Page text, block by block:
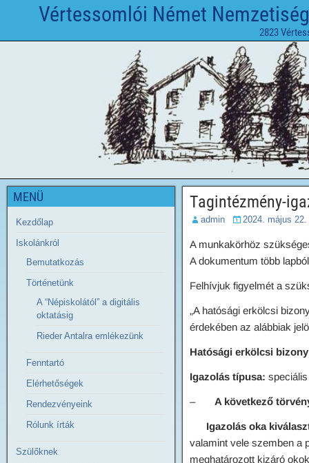
Vértessomlói Német
2823
Tagintézmény-
admin 2024. május 22.
A munkakörhöz
A dokumentum több
Felhívjuk figyelmét a
„A hatósági erkölcsi
érdekében az alábbiak
Hatósági erkölcsi
Igazolás típusa: speciális
– A következő
Igazolás oka
valamint vele szemben a
meghatározott kizáró
MENÜ
Kezdőlap
Iskolánkról
Bemutatkozás
Történetünk
A “Népiskolától” a digitális
oktatásig
Rieder Antalra emlékezünk
Fenntartó
Elérhetőségek
Rendezvényeink
Rólunk írták
Szülőknek